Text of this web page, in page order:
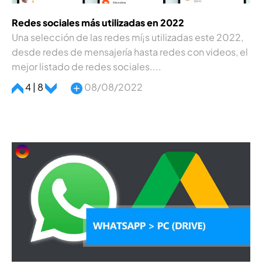
Redes sociales más utilizadas en 2022
Una selección de las redes mí¡s utilizadas este 2022,
desde redes de mensajerí­a hasta redes con videos, el
mejor listado de redes sociales....
4 | 8
08/08/2022